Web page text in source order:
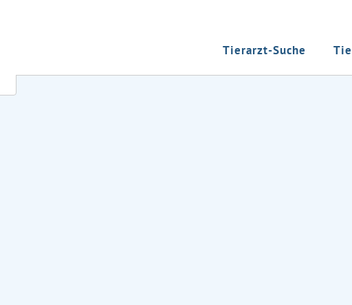
Tierarzt-Suche